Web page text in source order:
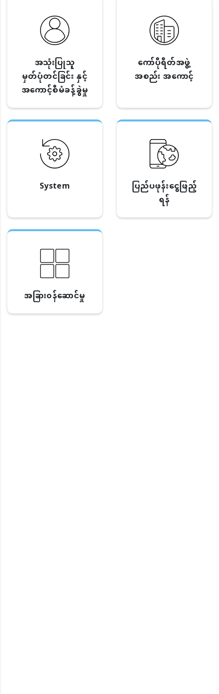
အသုံးပြုသူ
မှတ်ပုံတင်ခြင်း နှင့်
အကောင့်စီမံခန့်ခွဲမှု
ကော်ပိုရိတ်အဖွဲ့
အစည်း အကောင့်
System
ပြည်ပဖုန်းငွေဖြည့်
ရန်
အခြား၀န်ဆောင်မှု